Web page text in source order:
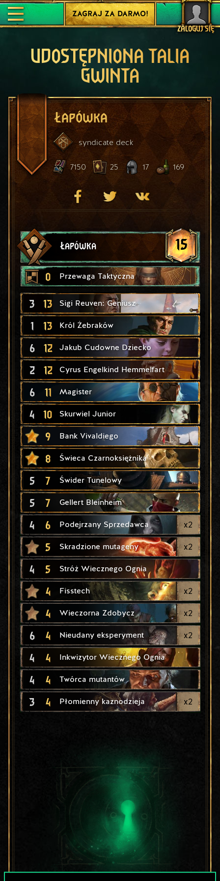
ZALOGUJ SIĘ
ZAGRAJ ZA DARMO!
UDOSTĘPNIONA TALIA
GWINTA
Łapówka
syndicate deck
7150 25 17 169
Łapówka 15
0 Przewaga Taktyczna
3 13 Sigi Reuven: Geniusz
1 13 Król Żebraków
6 12 Jakub Cudowne Dziecko
2 12 Cyrus Engelkind Hemmelfart
6 11 Magister
4 10 Skurwiel Junior
9 Bank Vivaldiego
8 Świeca Czarnoksiężnika
5 7 Świder Tunelowy
5 7 Gellert Bleinheim
4 6 Podejrzany Sprzedawca x2
5 Skradzione mutageny x2
4 5 Stróż Wiecznego Ognia
4 Fisstech x2
4 Wieczorna Zdobycz x2
6 4 Nieudany eksperyment x2
4 4 Inkwizytor Wiecznego Ognia
4 4 Twórca mutantów
3 4 Płomienny kaznodzieja x2